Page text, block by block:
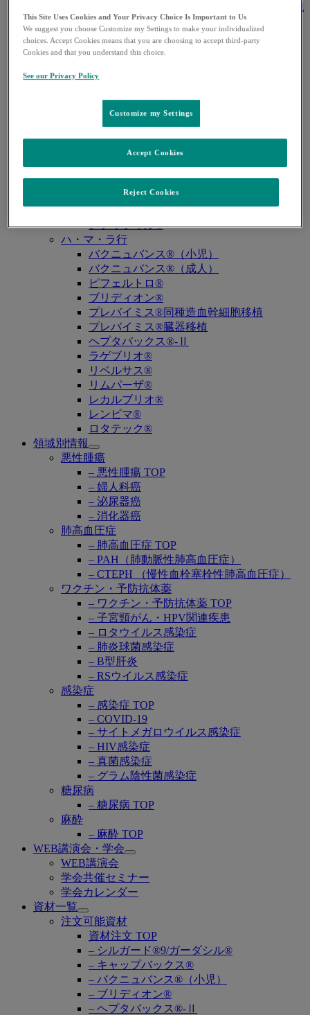
キイトルーダ®（原発性縦隔大細胞型B細胞
リンパ腫（PMBCL））
キイトルーダ®（MSI-High固形癌）
キイトルーダ®（MSI-High結腸・直腸癌）
キャップバックス®
サ・タ・ナ行
シベクトロ®
ジャヌビア®
シルガード®9
スージャヌ®
ゾリンザ®
ニューモバックス®NP
ノクサフィル®
ハ・マ・ラ行
バクニュバンス®（小児）
バクニュバンス®（成人）
ピフェルトロ®
ブリディオン®
プレバイミス®同種造血幹細胞移植
プレバイミス®臓器移植
ヘプタバックス®-Ⅱ
ラゲブリオ®
リベルサス®
リムパーザ®
レカルブリオ®
レンビマ®
ロタテック®
領域別情報
Open
submenu
悪性腫瘍
– 悪性腫瘍 TOP
– 婦人科癌
– 泌尿器癌
– 消化器癌
肺高血圧症
– 肺高血圧症 TOP
– PAH（肺動脈性肺高血圧症）
– CTEPH （慢性血栓塞栓性肺高血圧症）
ワクチン・予防抗体薬
– ワクチン・予防抗体薬 TOP
– 子宮頸がん・HPV関連疾患
– ロタウイルス感染症
– 肺炎球菌感染症
– B型肝炎
– RSウイルス感染症
感染症
– 感染症 TOP
– COVID-19
– サイトメガロウイルス感染症
– HIV感染症
– 真菌感染症
– グラム陰性菌感染症
糖尿病
– 糖尿病 TOP
麻酔
– 麻酔 TOP
WEB講演会・学会
Open
WEB講演会
学会共催セミナー
学会カレンダー
資材一覧
Open
submenu
注文可能資材
資材注文 TOP
– シルガード®9/ガーダシル®
– キャップバックス®
– バクニュバンス®（小児）
– ブリディオン®
– ヘプタバックス®-Ⅱ
This Site Uses Cookies and Your Privacy Choice Is Important to Us
We suggest you choose Customize my Settings to make your individualized
choices. Accept Cookies means that you are choosing to accept third-party
Cookies and that you understand this choice.
See our Privacy Policy
Customize my Settings
Reject Cookies
Accept Cookies